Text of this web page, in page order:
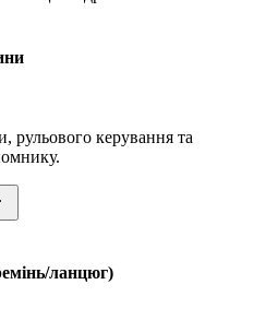
рульового керування та
ланцюг)